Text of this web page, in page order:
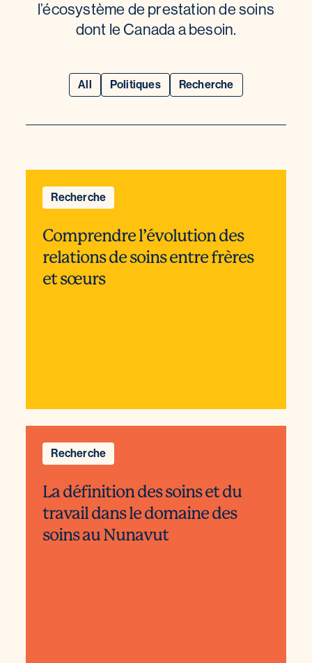
l’écosystème de prestation de soins
dont le Canada a besoin.
All Politiques Recherche
Recherche
Comprendre l’évolution des
relations de soins entre frères
et sœurs
Recherche
La définition des soins et du
travail dans le domaine des
soins au Nunavut